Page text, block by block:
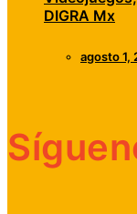
DIGRA Mx
agosto 1,